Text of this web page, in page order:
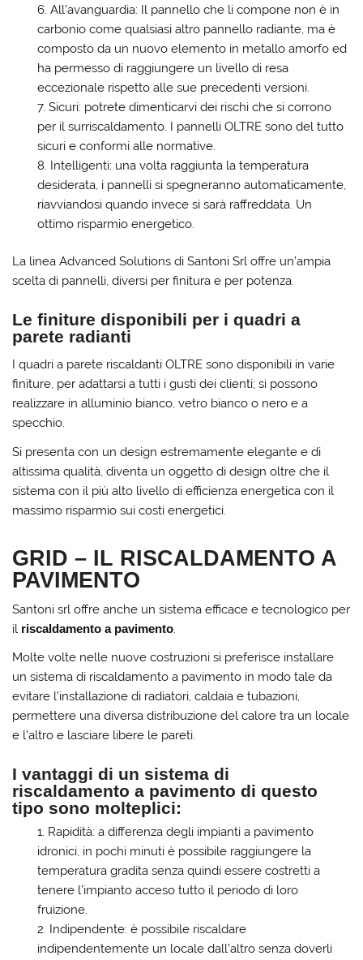
All’avanguardia: Il pannello che li compone non è in
carbonio come qualsiasi altro pannello radiante, ma è
composto da un nuovo elemento in metallo amorfo ed
ha permesso di raggiungere un livello di resa
eccezionale rispetto alle sue precedenti versioni.
Sicuri: potrete dimenticarvi dei rischi che si corrono
per il surriscaldamento. I pannelli OLTRE sono del tutto
sicuri e conformi alle normative.
Intelligenti: una volta raggiunta la temperatura
desiderata, i pannelli si spegneranno automaticamente,
riavviandosi quando invece si sarà raffreddata. Un
ottimo risparmio energetico.
La linea Advanced Solutions di Santoni Srl offre un’ampia
scelta di pannelli, diversi per finitura e per potenza.
Le finiture disponibili per i quadri a
parete radianti
I quadri a parete riscaldanti OLTRE sono disponibili in varie
finiture, per adattarsi a tutti i gusti dei clienti; si possono
realizzare in alluminio bianco, vetro bianco o nero e a
specchio.
Si presenta con un design estremamente elegante e di
altissima qualità, diventa un oggetto di design oltre che il
sistema con il più alto livello di efficienza energetica con il
massimo risparmio sui costi energetici.
GRID – IL RISCALDAMENTO A
PAVIMENTO
Santoni srl offre anche un sistema efficace e tecnologico per
il riscaldamento a pavimento.
Molte volte nelle nuove costruzioni si preferisce installare
un sistema di riscaldamento a pavimento in modo tale da
evitare l’installazione di radiatori, caldaia e tubazioni,
permettere una diversa distribuzione del calore tra un locale
e l’altro e lasciare libere le pareti.
I vantaggi di un sistema di
riscaldamento a pavimento di questo
tipo sono molteplici:
Rapidità: a differenza degli impianti a pavimento
idronici, in pochi minuti è possibile raggiungere la
temperatura gradita senza quindi essere costretti a
tenere l’impianto acceso tutto il periodo di loro
fruizione.
Indipendente: è possibile riscaldare
indipendentemente un locale dall’altro senza doverli